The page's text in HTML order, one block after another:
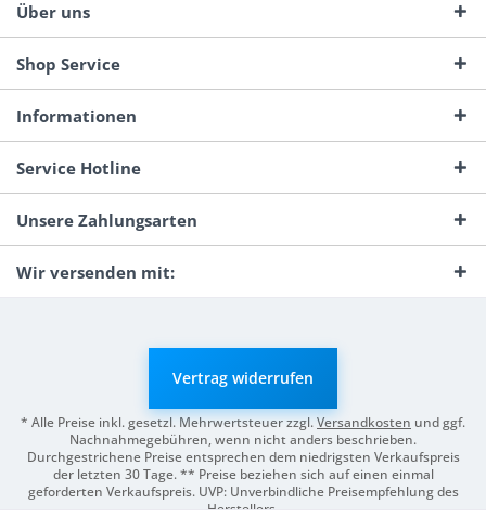
Über uns
Shop Service
Informationen
Service Hotline
Unsere Zahlungsarten
Wir versenden mit:
Vertrag widerrufen
* Alle Preise inkl. gesetzl. Mehrwertsteuer zzgl.Versandkosten und ggf.
Nachnahmegebühren, wenn nicht anders beschrieben.
Durchgestrichene Preise entsprechen dem niedrigsten Verkaufspreis
der letzten 30 Tage. ** Preise beziehen sich auf einen einmal
geforderten Verkaufspreis. UVP: Unverbindliche Preisempfehlung des
Herstellers.